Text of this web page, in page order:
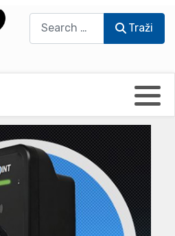
Traži